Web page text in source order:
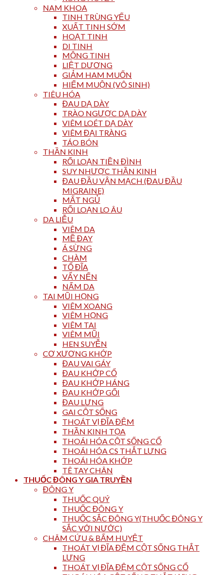
NAM KHOA
TINH TRÙNG YẾU
XUẤT TINH SỚM
HOẠT TINH
DI TINH
MỘNG TINH
LIỆT DƯƠNG
GIẢM HAM MUỐN
HIẾM MUỘN (VÔ SINH)
TIÊU HÓA
ĐAU DẠ DÀY
TRÀO NGƯỢC DẠ DÀY
VIÊM LOÉT DẠ DÀY
VIÊM ĐẠI TRÀNG
TÁO BÓN
THẦN KINH
RỐI LOẠN TIỀN ĐÌNH
SUY NHƯỢC THẦN KINH
ĐAU ĐẦU VẬN MẠCH (ĐAU ĐẦU
MIGRAINE)
MẤT NGỦ
RỐI LOẠN LO ÂU
DA LIỄU
VIÊM DA
MỀ ĐAY
Á SỪNG
CHÀM
TỔ ĐĨA
VẨY NẾN
NẤM DA
TAI MŨI HỌNG
VIÊM XOANG
VIÊM HỌNG
VIÊM TAI
VIÊM MŨI
HEN SUYỄN
CƠ XƯƠNG KHỚP
ĐAU VAI GÁY
ĐAU KHỚP CỔ
ĐAU KHỚP HÁNG
ĐAU KHỚP GỐI
ĐAU LƯNG
GAI CỘT SỐNG
THOÁT VỊ ĐĨA ĐỆM
THẦN KINH TỌA
THOÁI HÓA CỘT SỐNG CỔ
THOÁI HÓA CS THẮT LƯNG
THOÁI HÓA KHỚP
TÊ TAY CHÂN
THUỐC ĐÔNG Y GIA TRUYỀN
ĐÔNG Y
THUỐC QUÝ
THUỐC ĐÔNG Y
THUỐC SẮC ĐÔNG Y(THUỐC ĐÔNG Y
SẮC VỚI NƯỚC)
CHÂM CỨU & BẤM HUYỆT
THOÁT VỊ ĐĨA ĐỆM CỘT SỐNG THẮT
LƯNG
THOÁT VỊ ĐĨA ĐỆM CỘT SỐNG CỔ